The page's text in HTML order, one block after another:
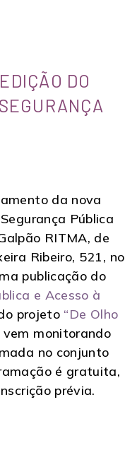
DO
da nova
Pública
RITMA, de
Ribeiro, 521, no
publicação do
e Acesso à
projeto “De Olho
monitorando
no conjunto
é gratuita,
prévia.